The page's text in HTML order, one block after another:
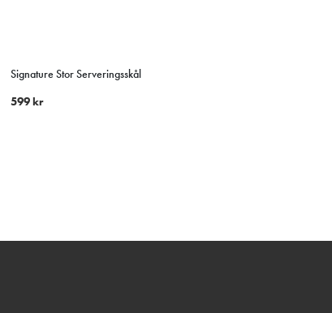
Signature Stor Serveringsskål
599kr